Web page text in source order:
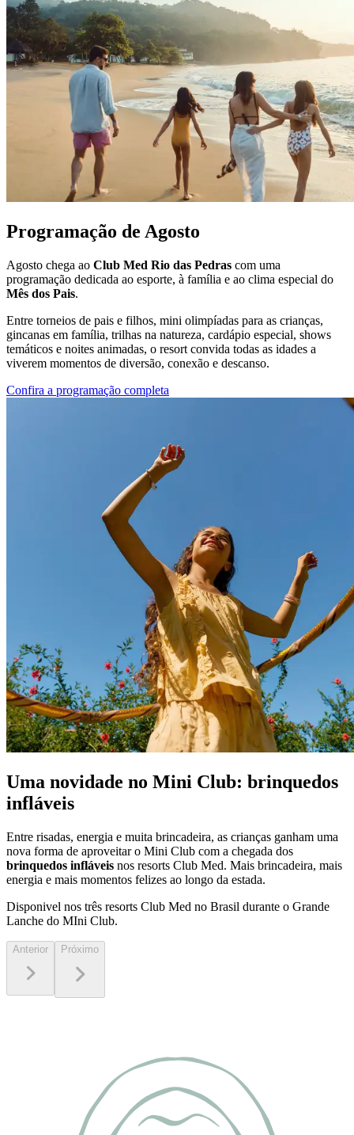
Programação de Agosto
Agosto chega ao Club Med Rio das Pedras com uma
programação dedicada ao esporte, à família e ao clima especial do
Mês dos Pais.
Entre torneios de pais e filhos, mini olimpíadas para as crianças,
gincanas em família, trilhas na natureza, cardápio especial, shows
temáticos e noites animadas, o resort convida todas as idades a
viverem momentos de diversão, conexão e descanso.
Confira a programação completa
Uma novidade no Mini Club: brinquedos
infláveis
Entre risadas, energia e muita brincadeira, as crianças ganham uma
nova forma de aproveitar o Mini Club com a chegada dos
brinquedos infláveis nos resorts Club Med. Mais brincadeira, mais
energia e mais momentos felizes ao longo da estada.
Disponivel nos três resorts Club Med no Brasil durante o Grande
Lanche do MIni Club.
Anterior Próximo